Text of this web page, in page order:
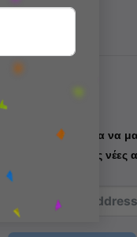
Κάνε εγγραφή για να
Boogooland & τις νέες
παραγγελία!